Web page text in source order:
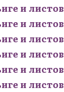
и
и
и
и
и
и